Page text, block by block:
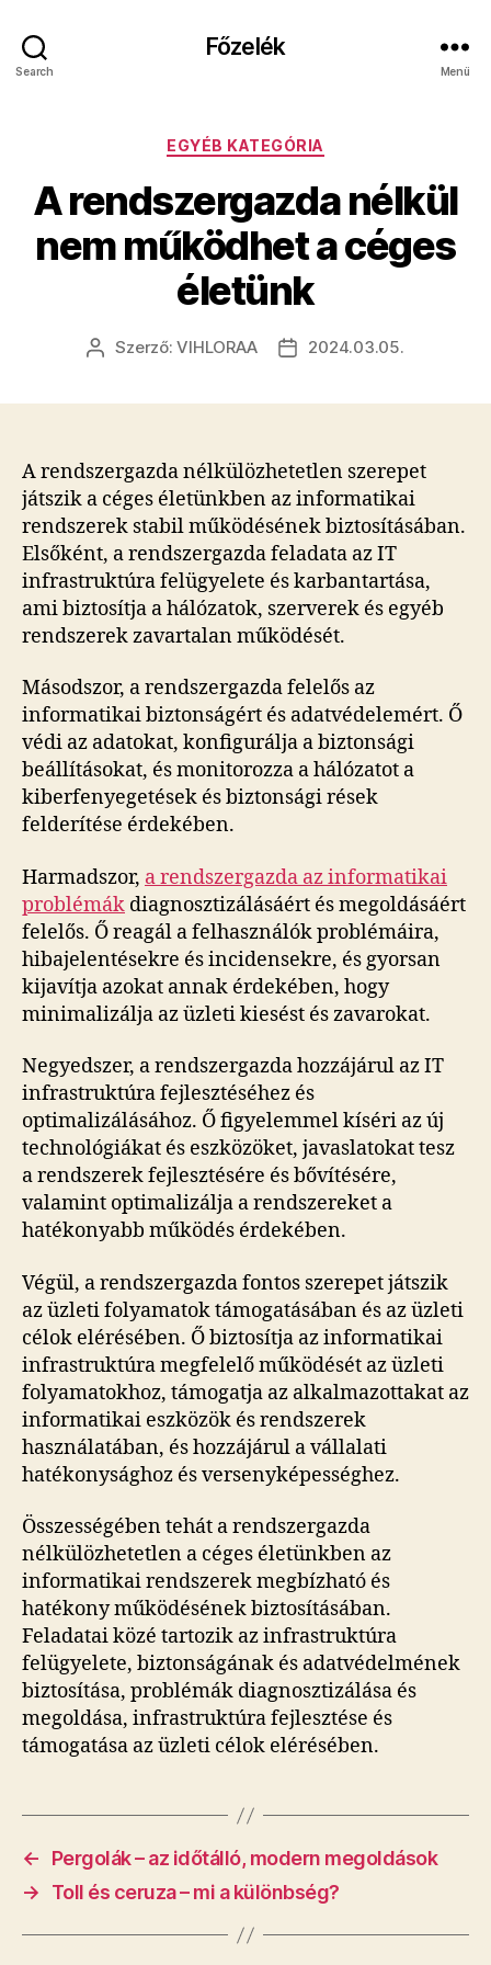
Search
Főzelék
Menü
Kategóriák
EGYÉB KATEGÓRIA
A rendszergazda nélkül
nem működhet a céges
életünk
Bejegyzés
Szerző:VIHLORAA
Bejegyzés
2024.03.05.
A rendszergazda nélkülözhetetlen szerepet
játszik a céges életünkben az informatikai
rendszerek stabil működésének biztosításában.
Elsőként, a rendszergazda feladata az IT
infrastruktúra felügyelete és karbantartása,
ami biztosítja a hálózatok, szerverek és egyéb
rendszerek zavartalan működését.
Másodszor, a rendszergazda felelős az
informatikai biztonságért és adatvédelemért. Ő
védi az adatokat, konfigurálja a biztonsági
beállításokat, és monitorozza a hálózatot a
kiberfenyegetések és biztonsági rések
felderítése érdekében.
Harmadszor, a rendszergazda az informatikai
problémák diagnosztizálásáért és megoldásáért
felelős. Ő reagál a felhasználók problémáira,
hibajelentésekre és incidensekre, és gyorsan
kijavítja azokat annak érdekében, hogy
minimalizálja az üzleti kiesést és zavarokat.
Negyedszer, a rendszergazda hozzájárul az IT
infrastruktúra fejlesztéséhez és
optimalizálásához. Ő figyelemmel kíséri az új
technológiákat és eszközöket, javaslatokat tesz
a rendszerek fejlesztésére és bővítésére,
valamint optimalizálja a rendszereket a
hatékonyabb működés érdekében.
Végül, a rendszergazda fontos szerepet játszik
az üzleti folyamatok támogatásában és az üzleti
célok elérésében. Ő biztosítja az informatikai
infrastruktúra megfelelő működését az üzleti
folyamatokhoz, támogatja az alkalmazottakat az
informatikai eszközök és rendszerek
használatában, és hozzájárul a vállalati
hatékonysághoz és versenyképességhez.
Összességében tehát a rendszergazda
nélkülözhetetlen a céges életünkben az
informatikai rendszerek megbízható és
hatékony működésének biztosításában.
Feladatai közé tartozik az infrastruktúra
felügyelete, biztonságának és adatvédelmének
biztosítása, problémák diagnosztizálása és
megoldása, infrastruktúra fejlesztése és
támogatása az üzleti célok elérésében.
←
Pergolák – az időtálló, modern megoldások
→
Toll és ceruza – mi a különbség?